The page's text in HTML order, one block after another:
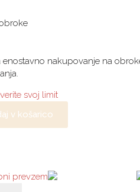
nakupovanje na
svoj limit
v košarico
prevzem